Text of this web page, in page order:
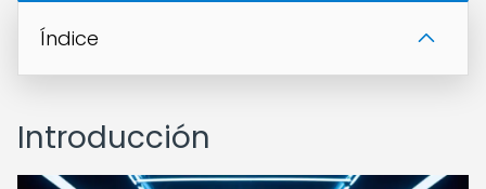
Índice
Introducción